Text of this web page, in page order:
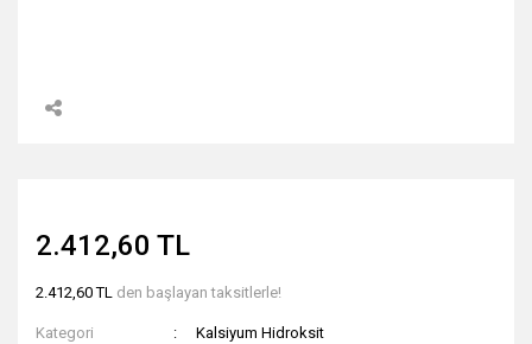
2.412,60 TL
2.412,60 TL den başlayan taksitlerle!
Kategori
Kalsiyum Hidroksit